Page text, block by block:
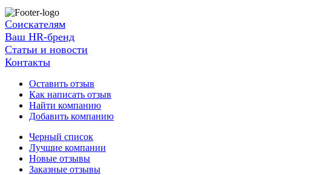
Соискателям
Ваш HR-бренд
Статьи и новости
Контакты
Оставить отзыв
Как написать отзыв
Найти компанию
Добавить компанию
Черный список
Лучшие компании
Новые отзывы
Заказные отзывы